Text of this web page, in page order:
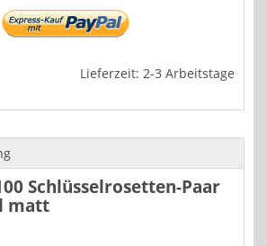
Lieferzeit: 2-3 Arbeitstage
Schlüsselrosetten-Paar
matt